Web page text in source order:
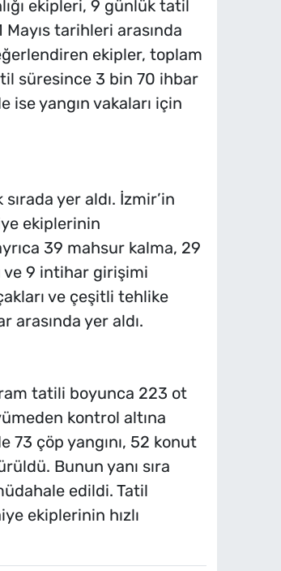
ekipleri, 9 günlük tatil
tarihleri arasında
ekipler, toplam
süresince 3 bin 70 ihbar
ise yangın vakaları için
yer aldı. İzmir’in
ekiplerinin
39 mahsur kalma, 29
ve 9 intihar girişimi
ve çeşitli tehlike
arasında yer aldı.
tatili boyunca 223 ot
kontrol altına
73 çöp yangını, 52 konut
Bunun yanı sıra
edildi. Tatil
ekiplerinin hızlı